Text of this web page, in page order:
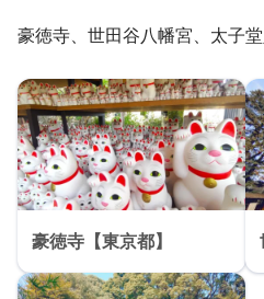
豪徳寺、世田谷八幡宮、太子
豪徳寺【東京都】